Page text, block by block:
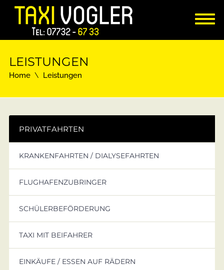
LEISTUNGEN
Home Leistungen
PRIVATFAHRTEN
KRANKENFAHRTEN / DIALYSEFAHRTEN
FLUGHAFENZUBRINGER
SCHÜLERBEFÖRDERUNG
TAXI MIT BEIFAHRER
EINKÄUFE / ESSEN AUF RÄDERN